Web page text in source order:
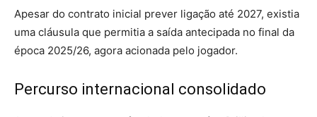
Apesar do contrato inicial prever ligação até 2027, existia
uma cláusula que permitia a saída antecipada no final da
época 2025/26, agora acionada pelo jogador.
Percurso internacional consolidado